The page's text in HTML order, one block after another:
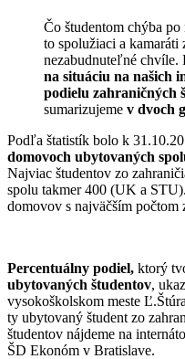
Čo študentom chýba po
to spolužiaci a
nezabudnuteľné chvíle.
na situáciu na našich
podielu zahraničných
sumarizujeme v dvoch
Podľa štatistík bolo k
domovoch ubytovaných
Najviac študentov zo
spolu takmer 400 (UK a
domovov s najväčším počtom
Percentuálny podiel, ktorý
ubytovaných študentov,
vysokoškolskom meste
ty ubytovaný študent zo
študentov nájdeme na
ŠD Ekonóm v Bratislave.